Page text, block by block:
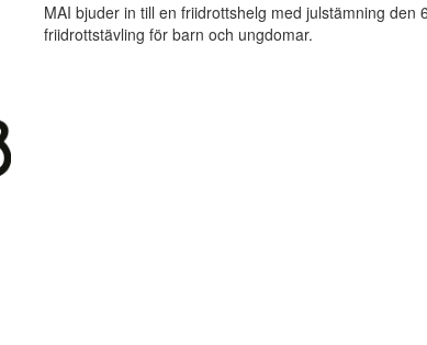
MAI bjuder in till en friidrottshelg med julstämning
friidrottstävling för barn och ungdomar.